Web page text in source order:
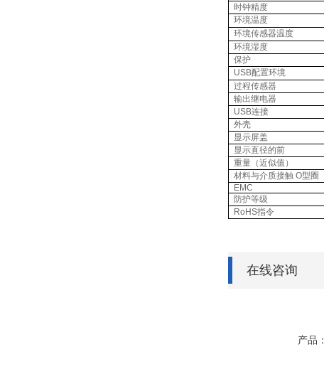
时钟精度
环境温度
环境传感器温度
环境湿度
保护
USB配置环境
过程传感器
输出继电器
USB连接
外壳
显示屏盖
显示直径的前
重量（近似值）
材料与介质接触 O型圈
EMC
防护等级
RoHS指令
在线咨询
产品：